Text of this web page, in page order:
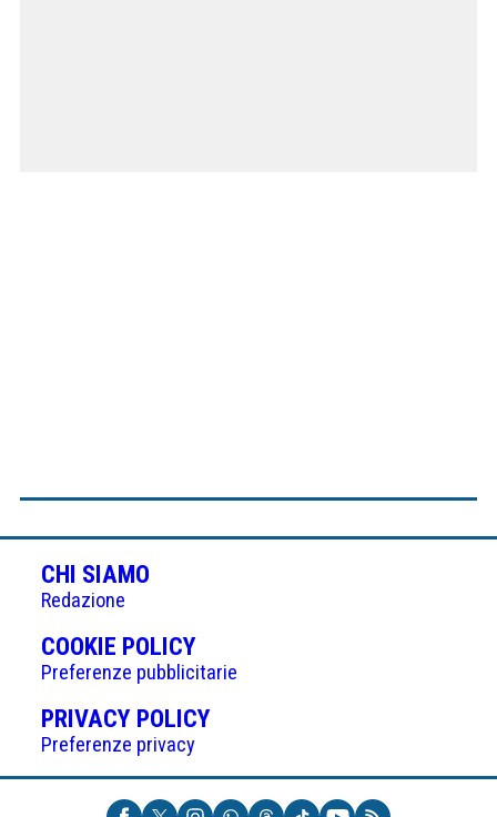
CHI SIAMO
Redazione
COOKIE POLICY(APRE
IN
UNA
NUOVA
Preferenze pubblicitarie
PRIVACY POLICY(APRE
UNA
NUOVA
Preferenze privacy